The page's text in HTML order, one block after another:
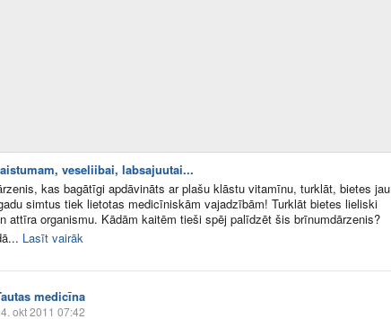
veseliibai, labsajuutai...
kas bagātīgi apdāvināts ar plašu klāstu vitamīnu, turklāt, bietes jau
simtus tiek lietotas medicīniskām vajadzībām! Turklāt bietes lieliski
attīra organismu. Kādām kaitēm tieši spēj palīdzēt šis brīnumdārzenis?
Lasīt vairāk
medicīna
okt 2011 07:42